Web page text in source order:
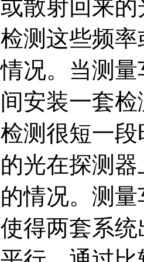
散射回来
测这些频
况。当测
安装一套
测很短一
光在探测
情况。测
得两套系